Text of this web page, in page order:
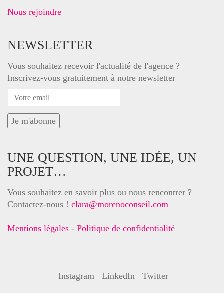
Nous rejoindre
NEWSLETTER
Vous souhaitez recevoir l'actualité de l'agence ?
Inscrivez-vous gratuitement à notre newsletter
UNE QUESTION, UNE IDÉE, UN
PROJET…
Vous souhaitez en savoir plus ou nous rencontrer ?
Contactez-nous ! clara@morenoconseil.com
Mentions légales - Politique de confidentialité
Instagram LinkedIn Twitter